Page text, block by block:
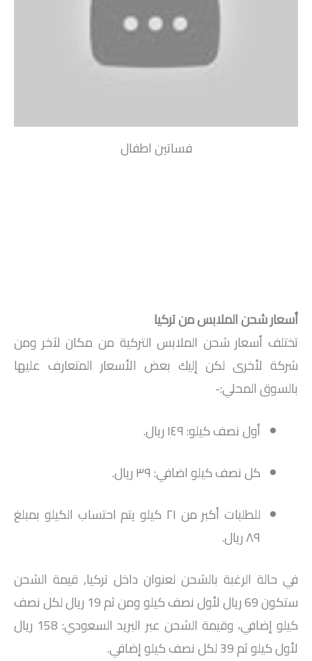
فساتين اطفال
أسعار شحن الملابس من تركيا
تختلف أسعار شحن الملابس التركية من مكان لآخر ومن
شركة لأخرى لكن إليك بعض الأسعار المتعارف عليها
بالسوق المحلي:-
أول نصف كيلو: ١٤٩ ريال.
كل نصف كيلو اضافي: ٣٩ ريال.
للطلبات أكبر من ٢١ كيلو يتم احتساب الكيلو بمبلغ
٨٩ ريال.
في حالة الرغبة بالشحن لعنوان داخل تركيا, قيمة الشحن
ستكون 69 ريال لأول نصف كيلو ومن ثم 19 ريال لكل نصف
كيلو إضافي، وقيمة الشحن عبر البريد السعودي: 158 ريال
لأول كيلو ثم 39 لكل نصف كيلو إضافي.